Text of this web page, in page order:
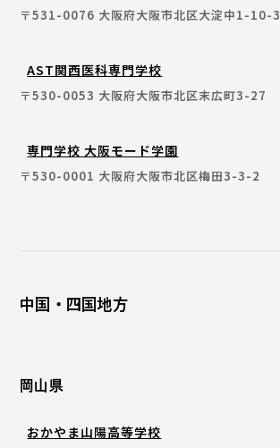
〒531-0076 大阪府大阪市北区大淀中1-10-3
AST関西医科専門学校
〒530-0053 大阪府大阪市北区末広町3-27
専門学校 大阪モード学園
〒530-0001 大阪府大阪市北区梅田3-3-2
中国・四国地方
岡山県
おかやま山陽高等学校